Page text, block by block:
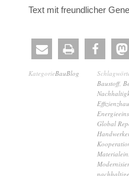
Text mit freundlicher
KategorieBauBlog
Baustoff,
Global
Handwerker